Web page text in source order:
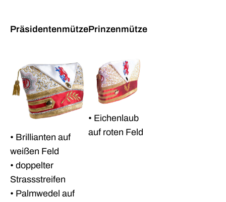
Präsidentenmütze
• Brillianten auf
weißen Feld
• doppelter
Strassstreifen
• Palmwedel auf
Prinzenmütze
• Eichenlaub
auf roten Feld